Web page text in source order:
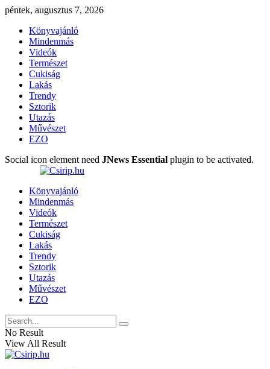
péntek, augusztus 7, 2026
Könyvajánló
Mindenmás
Videók
Természet
Cukiság
Lakás
Trendy
Sztorik
Utazás
Művészet
EZO
Social icon element need JNews Essential plugin to be activated.
Könyvajánló
Mindenmás
Videók
Természet
Cukiság
Lakás
Trendy
Sztorik
Utazás
Művészet
EZO
No Result
View All Result